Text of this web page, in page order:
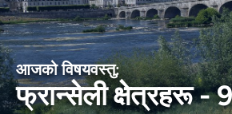
आजको विषयवस्तु:
फ्रान्सेली क्षेत्रहरू - 9